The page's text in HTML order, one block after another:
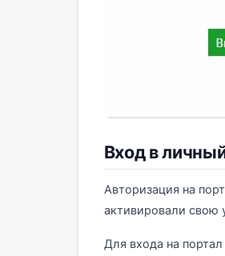
Вход в
Авторизация на
активировали свою
Для входа на